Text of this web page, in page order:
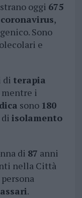
oggi 675
coronavirus,
Sono
e
di terapia
i
sono 180
isolamento
di 87 anni
nella Città
persona
.